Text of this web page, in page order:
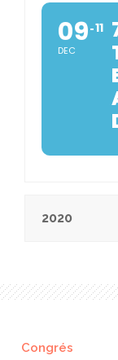
09
DEC
11
2020
Congrés